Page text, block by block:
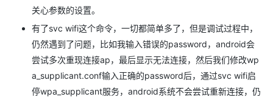
关心参数的设置。
有了svc wifi这个命令，一切都简单多了，但是调试过程中，
仍然遇到了问题，比如我输入错误的password，android会
尝试多次重现连接ap，最后显示无法连接，然后我们修改wp
a_supplicant.conf输入正确的password后，通过svc wifi启
停wpa_supplicant服务，android系统不会尝试重新连接，仍